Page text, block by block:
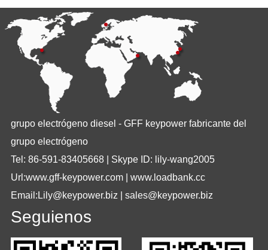
grupo electrógeno diesel - GFF keypower fabricante del
grupo electrógeno
Tel: 86-591-83405668 | Skype ID: lily-wang2005
Url:www.gff-keypower.com | www.loadbank.cc
Email:Lily@keypower.biz | sales@keypower.biz
Seguienos